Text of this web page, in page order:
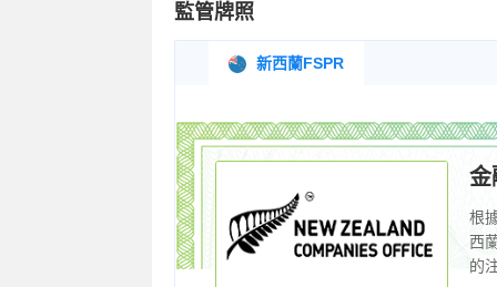
監管牌照
新西蘭FSPR
金
根
西
的